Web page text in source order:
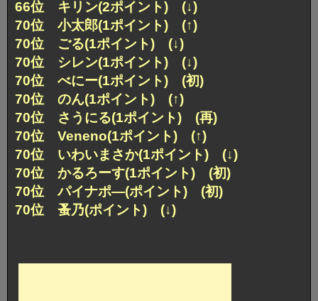
66位 キリン(2ポイント) (↓)
70位 小太郎(1ポイント) (↑)
70位 ごる(1ポイント) (↓)
70位 シレン(1ポイント) (↓)
70位 べにー(1ポイント) (初)
70位 のん(1ポイント) (↑)
70位 さうにる(1ポイント) (再)
70位 Veneno(1ポイント) (↑)
70位 いわいまさか(1ポイント) (↓)
70位 かるろーす(1ポイント) (初)
70位 パイナポ―(ポイント) (初)
70位 蚤乃(ポイント) (↓)